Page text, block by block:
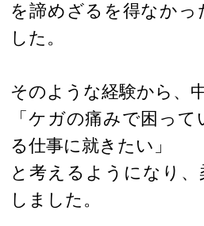
を諦めざるを得なかっ
した。
そのような経験から、
「ケガの痛みで困っ
る仕事に就きたい」
と考えるようになり、
しました。